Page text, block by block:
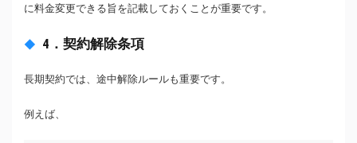
に料金変更できる旨を記載しておくことが重要です。
4．契約解除条項
長期契約では、途中解除ルールも重要です。
例えば、